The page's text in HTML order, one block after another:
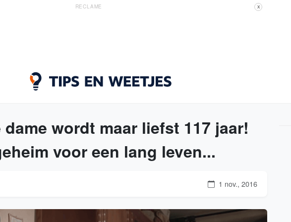
RECLAME X
dame wordt maar liefst 117 jaar!
voor een lang leven...
1 nov., 2016